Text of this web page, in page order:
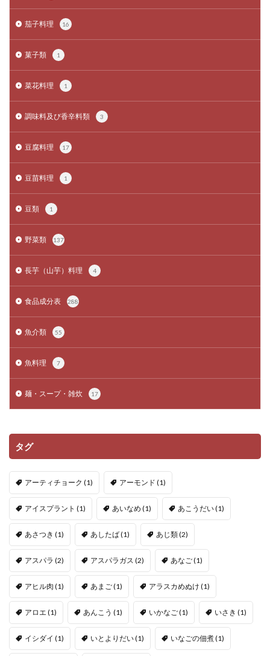
茄子料理 16
菓子類 1
菜花料理 1
調味料及び香辛料類 3
豆腐料理 17
豆苗料理 1
豆類 1
野菜類 137
長芋（山芋）料理 4
食品成分表 288
魚介類 55
魚料理 7
麺・スープ・雑炊 17
タグ
アーティチョーク (1) アーモンド (1)
アイスプラント (1) あいなめ (1) あこうだい(1)
あさつき (1) あしたば(1) あじ類(2)
アスパラ (2) アスパラガス (2) あなご(1)
アヒル肉 (1) あまご(1) アラスカめぬけ (1)
アロエ (1) あんこう (1) いかなご(1) いさき (1)
イシダイ (1) いとよりだい(1) いなごの佃煮(1)